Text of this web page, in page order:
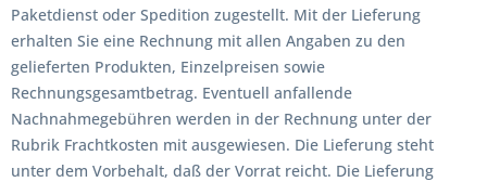
Paketdienst oder Spedition zugestellt. Mit der Lieferung
erhalten Sie eine Rechnung mit allen Angaben zu den
gelieferten Produkten, Einzelpreisen sowie
Rechnungsgesamtbetrag. Eventuell anfallende
Nachnahmegebühren werden in der Rechnung unter der
Rubrik Frachtkosten mit ausgewiesen. Die Lieferung steht
unter dem Vorbehalt, daß der Vorrat reicht. Die Lieferung